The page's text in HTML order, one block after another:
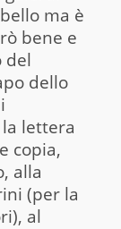
ma è
bene e
del
dello
lettera
copia,
alla
(per la
al